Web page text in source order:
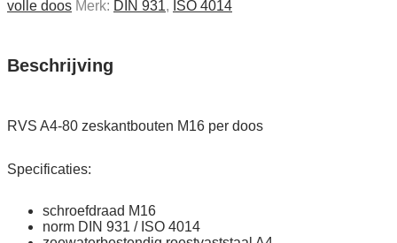
bouten
doos
quantity
volle doos Merk: DIN 931, ISO 4014
Beschrijving
RVS A4-80 zeskantbouten M16 per doos
Specificaties:
schroefdraad M16
norm DIN 931 / ISO 4014